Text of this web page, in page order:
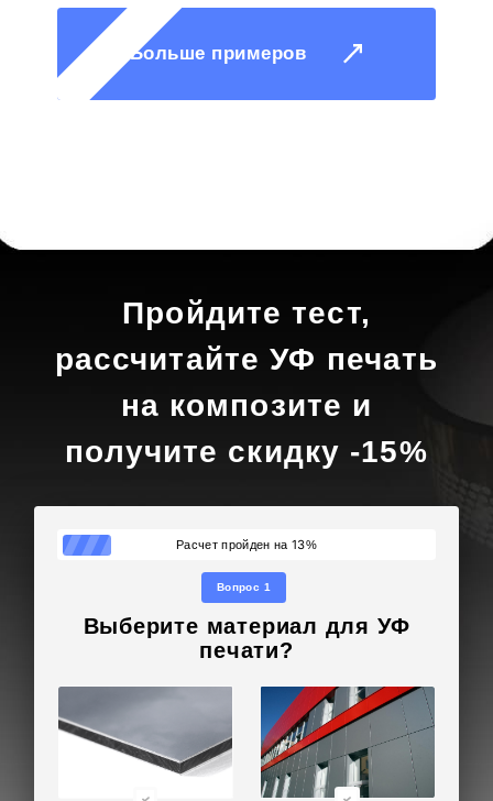
Больше примеров
Пройдите тест,
рассчитайте УФ печать
на композите и
получите скидку -15%
Расчет пройден на 13%
Вопрос 1
Выберите материал для УФ
печати?